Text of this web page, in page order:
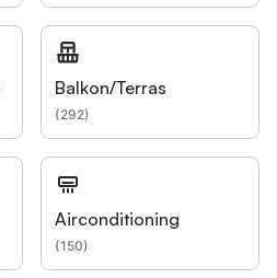
Balkon/Terras
(292)
Airconditioning
(150)